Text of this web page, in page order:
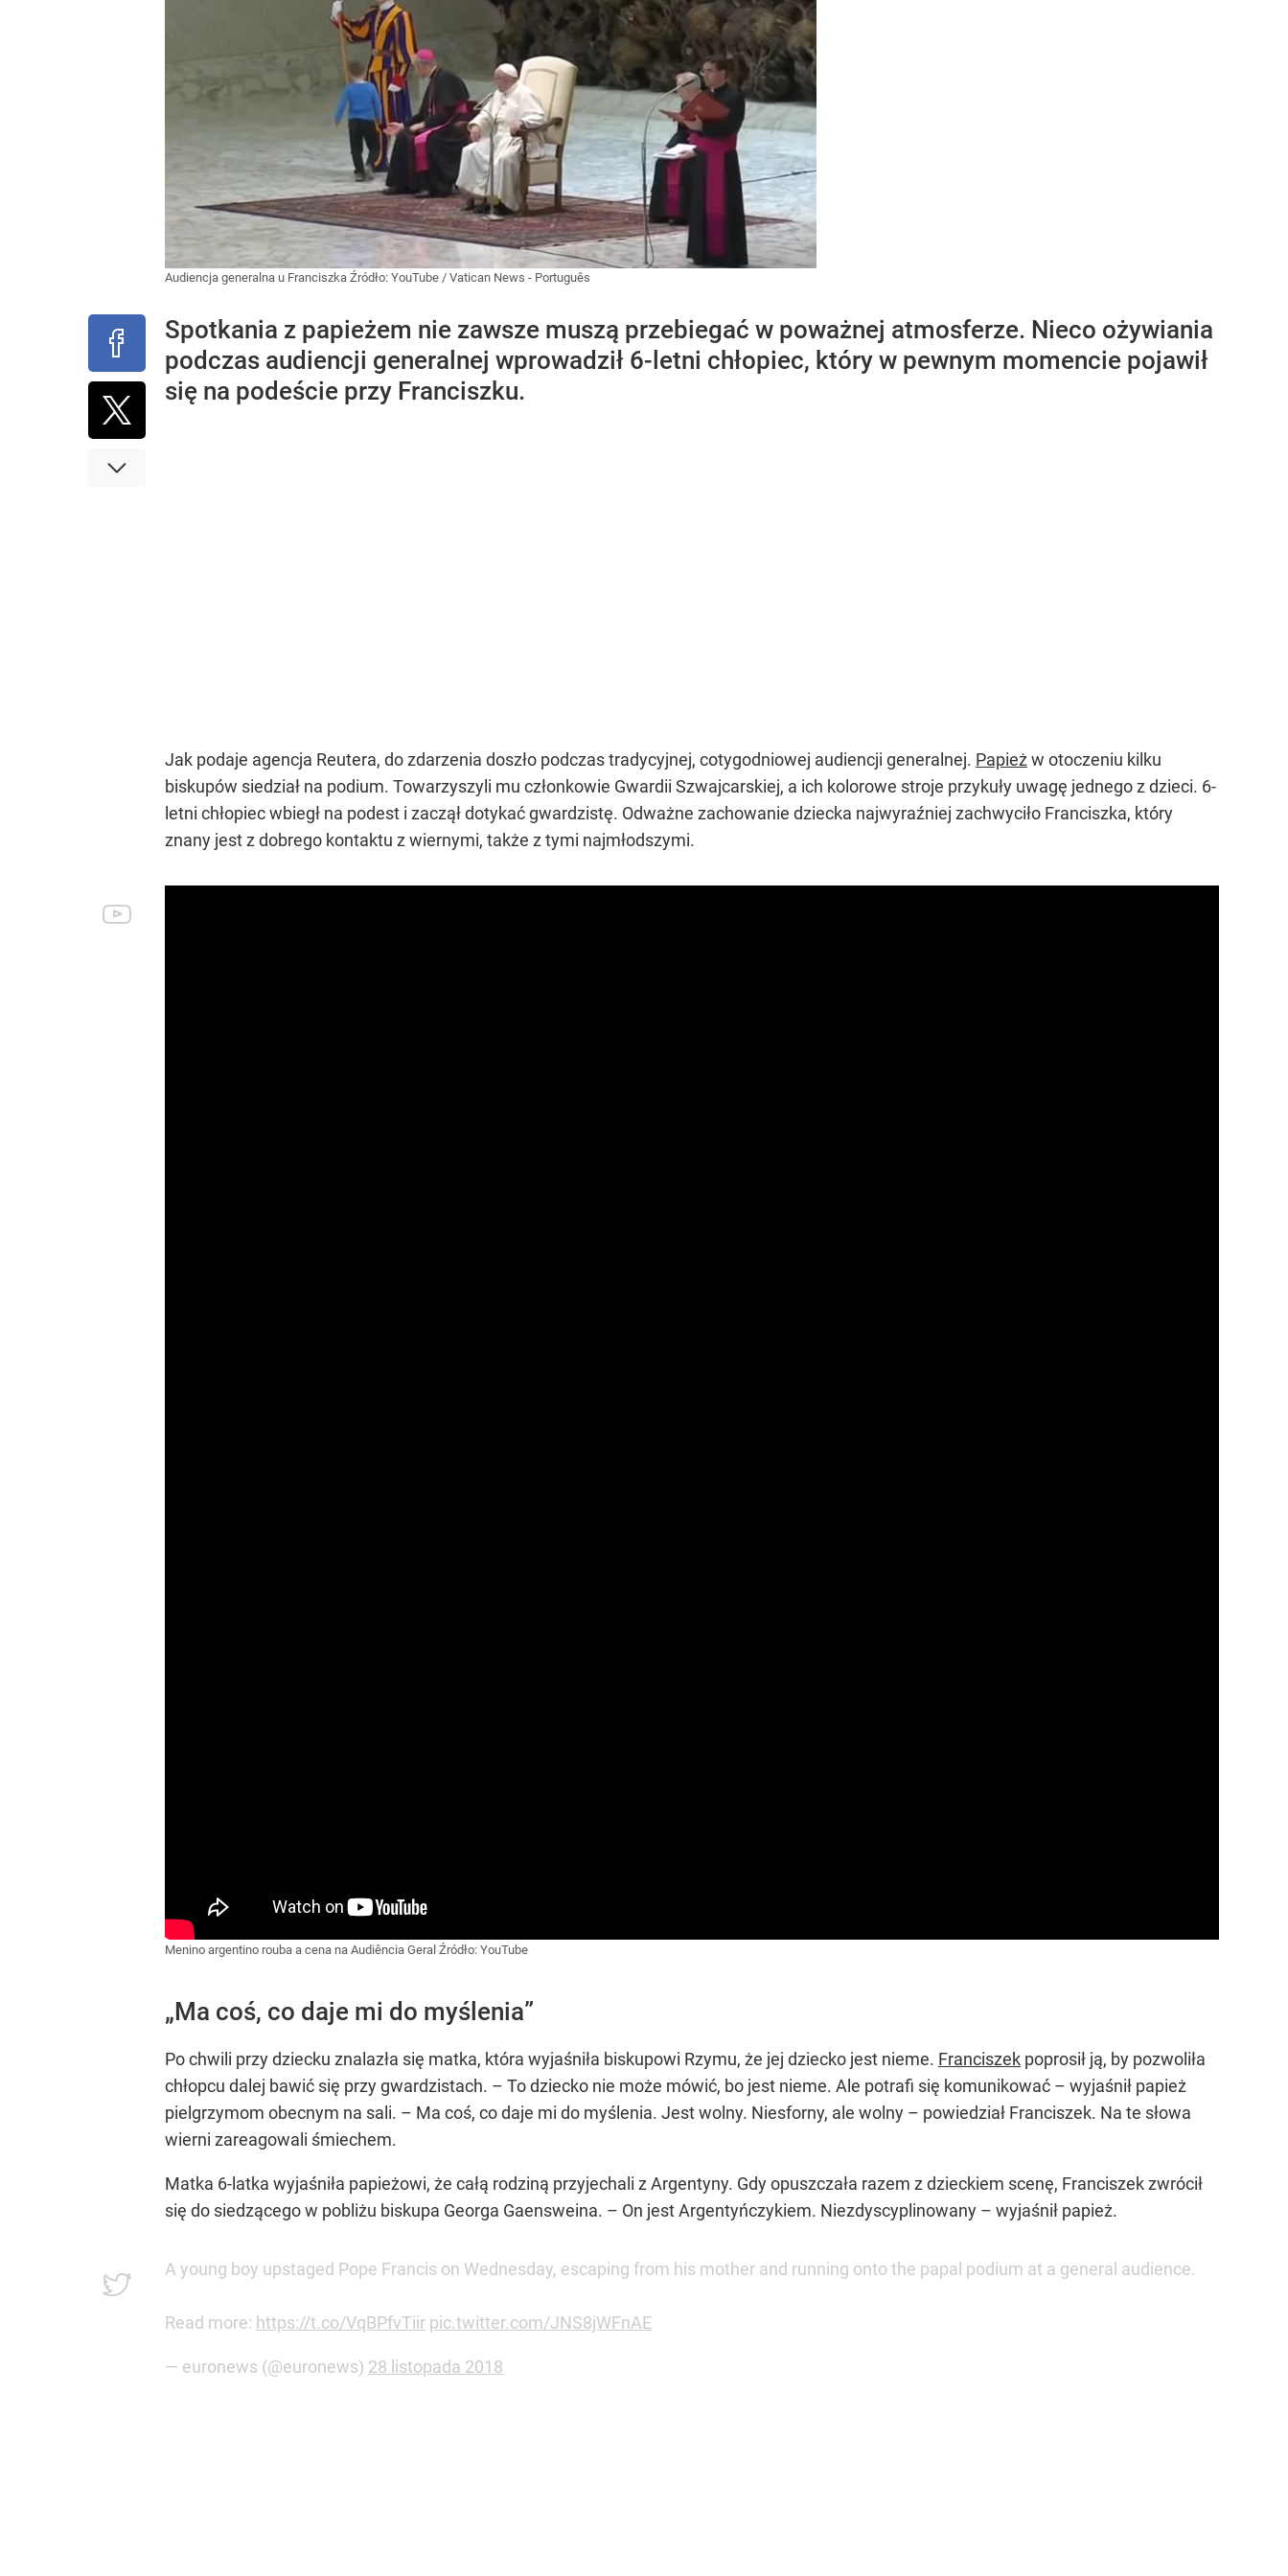
Audiencja generalna u Franciszka Źródło: YouTube / Vatican News - Português
Spotkania z papieżem nie zawsze muszą przebiegać w poważnej atmosferze. Nieco ożywiania
podczas audiencji generalnej wprowadził 6-letni chłopiec, który w pewnym momencie pojawił
się na podeście przy Franciszku.
Jak podaje agencja Reutera, do zdarzenia doszło podczas tradycyjnej, cotygodniowej audiencji generalnej. Papież w otoczeniu kilku
biskupów siedział na podium. Towarzyszyli mu członkowie Gwardii Szwajcarskiej, a ich kolorowe stroje przykuły uwagę jednego z dzieci. 6-
letni chłopiec wbiegł na podest i zaczął dotykać gwardzistę. Odważne zachowanie dziecka najwyraźniej zachwyciło Franciszka, który
znany jest z dobrego kontaktu z wiernymi, także z tymi najmłodszymi.
Menino argentino rouba a cena na Audiência Geral Źródło: YouTube
„Ma coś, co daje mi do myślenia”
Po chwili przy dziecku znalazła się matka, która wyjaśniła biskupowi Rzymu, że jej dziecko jest nieme. Franciszek poprosił ją, by pozwoliła
chłopcu dalej bawić się przy gwardzistach. – To dziecko nie może mówić, bo jest nieme. Ale potrafi się komunikować – wyjaśnił papież
pielgrzymom obecnym na sali. – Ma coś, co daje mi do myślenia. Jest wolny. Niesforny, ale wolny – powiedział Franciszek. Na te słowa
wierni zareagowali śmiechem.
Matka 6-latka wyjaśniła papieżowi, że całą rodziną przyjechali z Argentyny. Gdy opuszczała razem z dzieckiem scenę, Franciszek zwrócił
się do siedzącego w pobliżu biskupa Georga Gaensweina. – On jest Argentyńczykiem. Niezdyscyplinowany – wyjaśnił papież.
A young boy upstaged Pope Francis on Wednesday, escaping from his mother and running onto the papal podium at a general audience.
Read more: https://t.co/VqBPfvTiir pic.twitter.com/JNS8jWFnAE
— euronews (@euronews) 28 listopada 2018